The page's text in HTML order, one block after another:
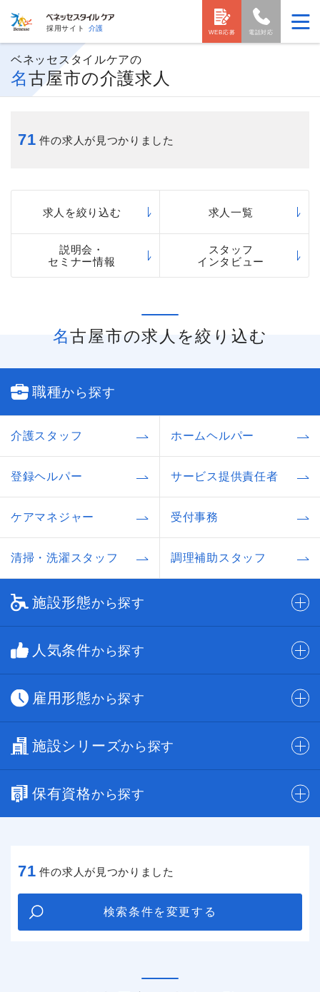
採用サイト 介護
電話対応
WEB応募
ベネッセスタイルケアの
名古屋市の介護求人
71 件の求人が見つかりました
求人を絞り込む 求人一覧
説明会・
セミナー情報
スタッフ
インタビュー
名古屋市の求人を絞り込む
職種から探す
介護スタッフ ホームヘルパー
登録ヘルパー サービス提供責任者
ケアマネジャー 受付事務
清掃・洗濯スタッフ 調理補助スタッフ
施設形態から探す
人気条件から探す
雇用形態から探す
施設シリーズから探す
保有資格から探す
71 件の求人が見つかりました
検索条件を変更する